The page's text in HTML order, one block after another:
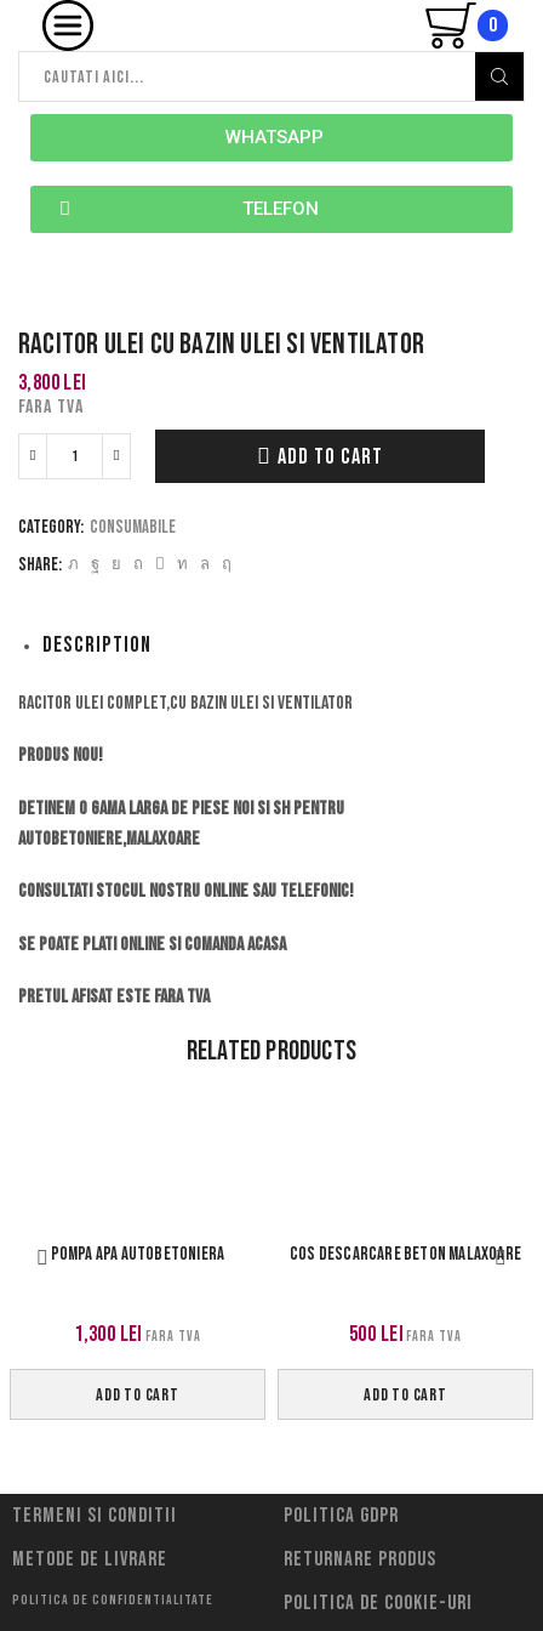
0
WHATSAPP
TELEFON
RACITOR ULEI CU BAZIN ULEI SI VENTILATOR
3,800 lei
FARA TVA
ADD TO CART
Category: Consumabile
Share:
Description
Racitor ulei complet,cu bazin ulei si ventilator
Produs Nou!
Detinem o gama larga de piese noi si SH pentru
autobetoniere,malaxoare
Consultati stocul nostru online sau telefonic!
Se poate plati online si comanda acasa
Pretul afisat este fara TVA
Related Products
POMPA APA AUTOBETONIERA
1,300 lei FARA TVA
ADD TO CART
COS DESCARCARE BETON MALAXOARE
500 lei FARA TVA
ADD TO CART
Termeni si conditii
Metode de livrare
Politica de confidentialitate
Politica Gdpr
Returnare Produs
Politica de cookie-uri